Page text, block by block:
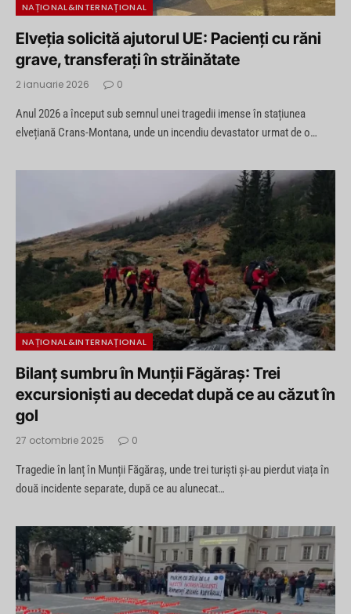
NAȚIONAL&INTERNAȚIONAL
Elveția solicită ajutorul UE: Pacienți cu răni
grave, transferați în străinătate
2 ianuarie 2026 0
Anul 2026 a început sub semnul unei tragedii imense în stațiunea
elvețiană Crans-Montana, unde un incendiu devastator urmat de o…
NAȚIONAL&INTERNAȚIONAL
Bilanț sumbru în Munții Făgăraș: Trei
excursioniști au decedat după ce au căzut în
gol
27 octombrie 2025 0
Tragedie în lanț în Munții Făgăraș, unde trei turiști și-au pierdut viața în
două incidente separate, după ce au alunecat…